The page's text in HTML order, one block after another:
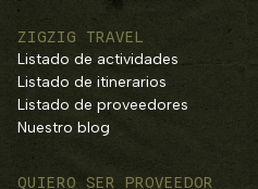
ZIGZIG TRAVEL
Listado de actividades
Listado de itinerarios
Listado de proveedores
Nuestro blog
QUIERO SER PROVEEDOR